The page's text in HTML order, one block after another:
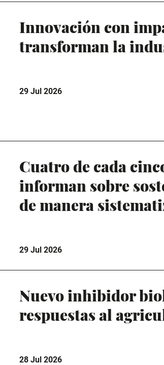
Innovación con
transforman la
29 Jul 2026
Cuatro de cada
informan sobre
de manera
29 Jul 2026
Nuevo inhibidor
respuestas al
28 Jul 2026